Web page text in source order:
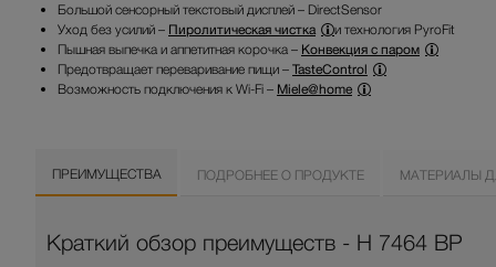
Большой сенсорный текстовый дисплей – DirectSensor
Уход без усилий – Пиролитическая чистка
и технология PyroFit
Пышная выпечка и аппетитная корочка – Конвекция с паром
Предотвращает переваривание пищи – TasteControl
Возможность подключения к Wi-Fi – Miele@home
ПРЕИМУЩЕСТВА ПОДРОБНЕЕ О ПРОДУКТЕ МАТЕРИАЛЫ
Краткий обзор преимуществ - H 7464 BP